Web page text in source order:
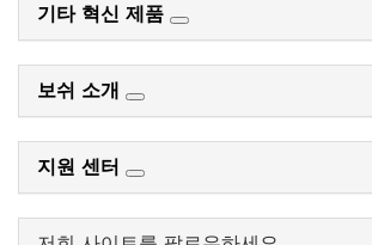
기타 혁신 제품
보쉬 소개
지원 센터